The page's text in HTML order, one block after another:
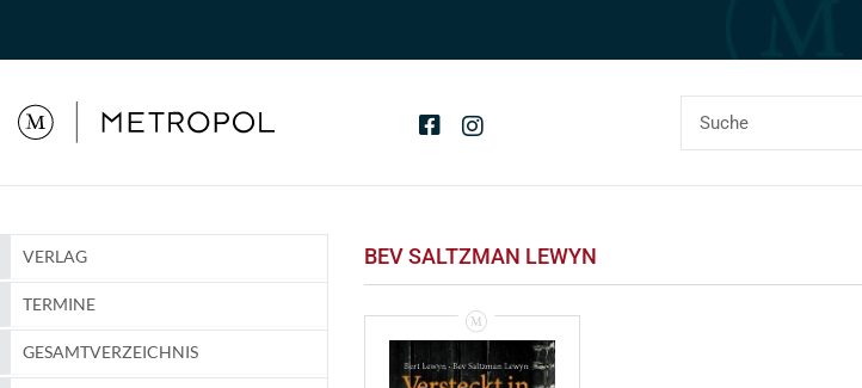
VERLAG
TERMINE
GESAMTVERZEICHNIS
BEV SALTZMAN LEWYN